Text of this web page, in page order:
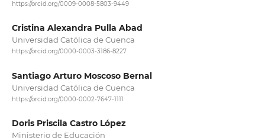
https://orcid.org/0009-0008-5803-9449
Cristina Alexandra Pulla Abad
Universidad Católica de Cuenca
https://orcid.org/0000-0003-3186-8227
Santiago Arturo Moscoso Bernal
Universidad Católica de Cuenca
https://orcid.org/0000-0002-7647-1111
Doris Priscila Castro López
Ministerio de Educación